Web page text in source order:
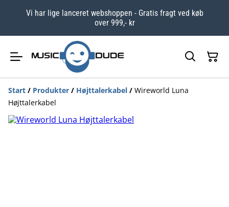
Vi har lige lanceret webshoppen - Gratis fragt ved køb
over 999,- kr
Start / Produkter / Højttalerkabel / Wireworld Luna
Højttalerkabel